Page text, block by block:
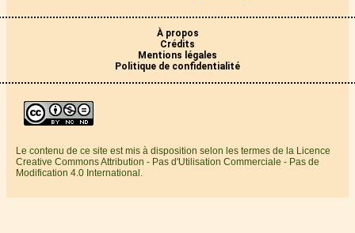
À propos
Crédits
Mentions légales
Politique de confidentialité
Le contenu de ce site est mis à disposition selon les termes de la Licence
Creative Commons Attribution - Pas d'Utilisation Commerciale - Pas de
Modification 4.0 International.